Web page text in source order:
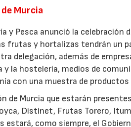
Murcia
y Pesca anunció la celebración
frutas y hortalizas tendrán un
delegación, además de
la hostelería, medios de
con una muestra de productos
de Murcia que estarán
Distinet, Frutas Torero,
estará, como siempre, el